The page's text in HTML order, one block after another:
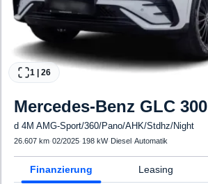
1 | 26
Mercedes-Benz GLC 300
d 4M AMG-Sport/360/Pano/AHK/Stdhz/Night
26.607 km·02/2025· 198 kW· Diesel·Automatik
Finanzierung Leasing